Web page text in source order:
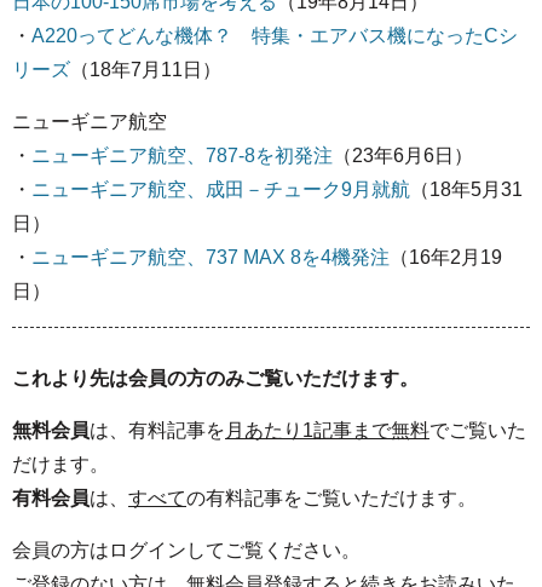
・ A220ってどんな機体？ 特集・エアバス機になったCシ
リーズ （18年7月11日）
ニューギニア航空
・ ニューギニア航空、787-8を初発注 （23年6月6日）
・ ニューギニア航空、成田－チューク9月就航 （18年5月31
日）
・ ニューギニア航空、737 MAX 8を4機発注 （16年2月19
日）
これより先は会員の方のみご覧いただけます。
無料会員は、有料記事を 月あたり1記事まで無料でご覧いた
だけます。
有料会員は、 すべての有料記事をご覧いただけます。
会員の方はログインしてご覧ください。